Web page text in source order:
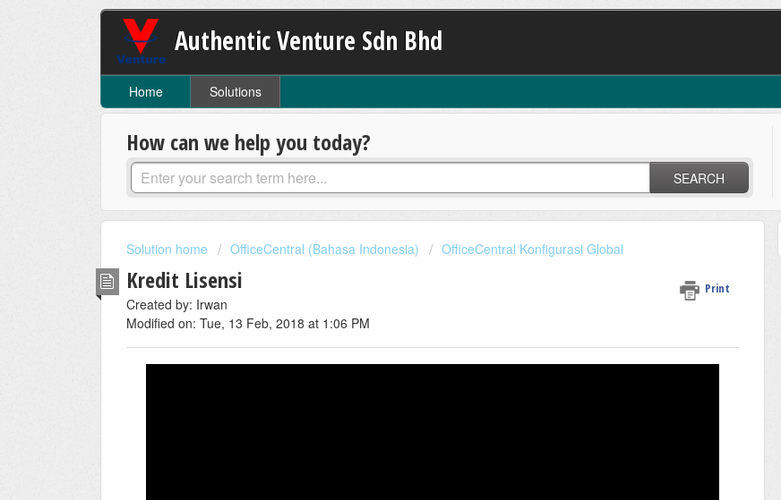
Authentic Venture Sdn Bhd
Home Solutions
How can we help you today?
SEARCH
Solution home OfficeCentral (Bahasa Indonesia) OfficeCentral Konfigurasi Global
Kredit Lisensi Print
Created by: Irwan
Modified on: Tue, 13 Feb, 2018 at 1:06 PM